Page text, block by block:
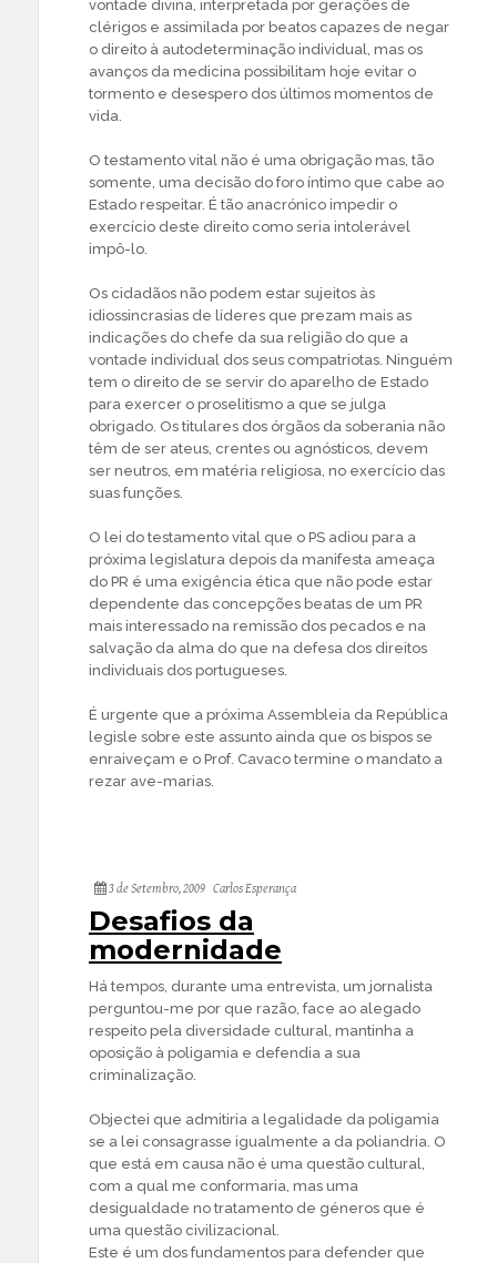
vontade divina, interpretada por gerações de
clérigos e assimilada por beatos capazes de negar
o direito à autodeterminação individual, mas os
avanços da medicina possibilitam hoje evitar o
tormento e desespero dos últimos momentos de
vida.
O testamento vital não é uma obrigação mas, tão
somente, uma decisão do foro íntimo que cabe ao
Estado respeitar. É tão anacrónico impedir o
exercício deste direito como seria intolerável
impô-lo.
Os cidadãos não podem estar sujeitos às
idiossincrasias de líderes que prezam mais as
indicações do chefe da sua religião do que a
vontade individual dos seus compatriotas. Ninguém
tem o direito de se servir do aparelho de Estado
para exercer o proselitismo a que se julga
obrigado. Os titulares dos órgãos da soberania não
têm de ser ateus, crentes ou agnósticos, devem
ser neutros, em matéria religiosa, no exercício das
suas funções.
O lei do testamento vital que o PS adiou para a
próxima legislatura depois da manifesta ameaça
do PR é uma exigência ética que não pode estar
dependente das concepções beatas de um PR
mais interessado na remissão dos pecados e na
salvação da alma do que na defesa dos direitos
individuais dos portugueses.
É urgente que a próxima Assembleia da República
legisle sobre este assunto ainda que os bispos se
enraiveçam e o Prof. Cavaco termine o mandato a
rezar ave-marias.
3 de Setembro, 2009 Carlos Esperança
Desafios da
modernidade
Há tempos, durante uma entrevista, um jornalista
perguntou-me por que razão, face ao alegado
respeito pela diversidade cultural, mantinha a
oposição à poligamia e defendia a sua
criminalização.
Objectei que admitiria a legalidade da poligamia
se a lei consagrasse igualmente a da poliandria. O
que está em causa não é uma questão cultural,
com a qual me conformaria, mas uma
desigualdade no tratamento de géneros que é
uma questão civilizacional.
Este é um dos fundamentos para defender que